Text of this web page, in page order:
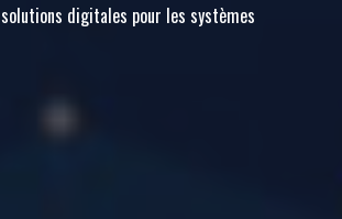
digitales pour les systèmes